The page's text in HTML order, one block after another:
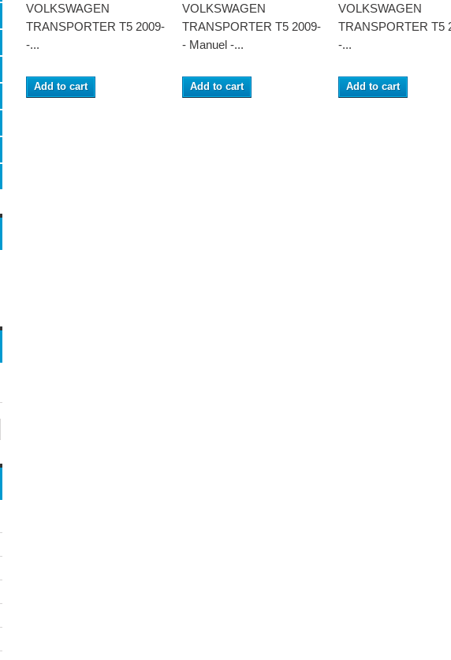
VOLKSWAGEN
TRANSPORTER T5 2009-
-...
Add to cart
VOLKSWAGEN
TRANSPORTER T5 2009-
- Manuel -...
Add to cart
VOLKSWAGEN
TRANSPORTER T5
-...
Add to cart